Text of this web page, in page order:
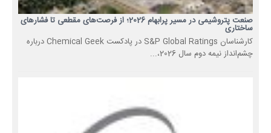
صنعت پتروشیمی در مسیر پرابهام 2026؛ از فرصت‌های مقطعی تا فشارهای
ساختاری
کارشناسان S&P Global Ratings در پادکست Chemical Geek درباره
چشم‌انداز نیمه دوم سال 2026،...